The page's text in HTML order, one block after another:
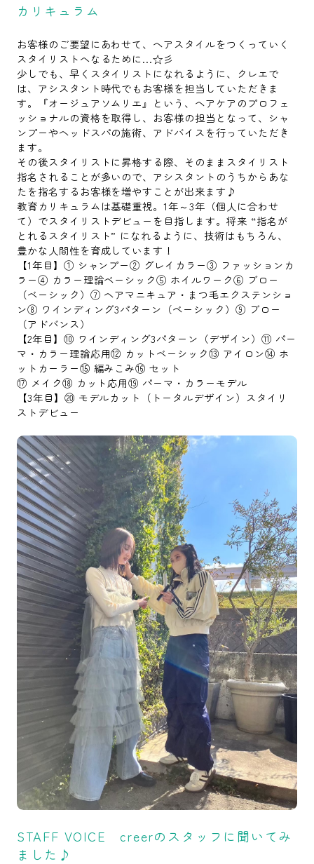
カリキュラム
お客様のご要望にあわせて、ヘアスタイルをつくっていく
スタイリストへなるために...☆彡
少しでも、早くスタイリストになれるように、クレエで
は、アシスタント時代でもお客様を担当していただきま
す。『オージュアソムリエ』という、ヘアケアのプロフェ
ッショナルの資格を取得し、お客様の担当となって、シャ
ンプーやヘッドスパの施術、アドバイスを行っていただき
ます。
その後スタイリストに昇格する際、そのままスタイリスト
指名されることが多いので、アシスタントのうちからあな
たを指名するお客様を増やすことが出来ます♪
教育カリキュラムは基礎重視。1年～3年（個人に合わせ
て）でスタイリストデビューを目指します。将来 “指名が
とれるスタイリスト” になれるように、技術はもちろん、
豊かな人間性を育成しています！
【1年目】① シャンプー② グレイカラー③ ファッションカ
ラー④ カラー理論ベーシック⑤ ホイルワーク⑥ ブロー
（ベーシック）⑦ ヘアマニキュア・まつ毛エクステンショ
ン⑧ ワインディング3パターン（ベーシック）⑨ ブロー
（アドバンス）
【2年目】⑩ ワインディング3パターン（デザイン）⑪ パー
マ・カラー理論応用⑫ カットベーシック⑬ アイロン⑭ ホ
ットカーラー⑮ 編みこみ⑯ セット
⑰ メイク⑱ カット応用⑲ パーマ・カラーモデル
【3年目】⑳ モデルカット（トータルデザイン）スタイリ
ストデビュー
STAFF VOICE creerのスタッフに聞いてみ
ました♪